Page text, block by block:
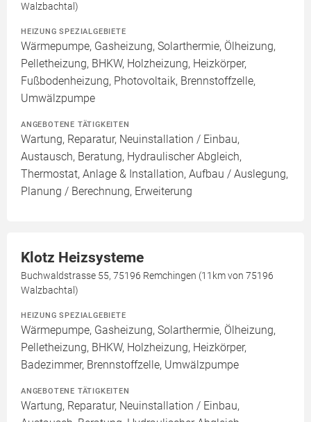
Walzbachtal)
HEIZUNG SPEZIALGEBIETE
Wärmepumpe, Gasheizung, Solarthermie, Ölheizung,
Pelletheizung, BHKW, Holzheizung, Heizkörper,
Fußbodenheizung, Photovoltaik, Brennstoffzelle,
Umwälzpumpe
ANGEBOTENE TÄTIGKEITEN
Wartung, Reparatur, Neuinstallation / Einbau,
Austausch, Beratung, Hydraulischer Abgleich,
Thermostat, Anlage & Installation, Aufbau / Auslegung,
Planung / Berechnung, Erweiterung
Klotz Heizsysteme
Buchwaldstrasse 55, 75196 Remchingen (11km von 75196
Walzbachtal)
HEIZUNG SPEZIALGEBIETE
Wärmepumpe, Gasheizung, Solarthermie, Ölheizung,
Pelletheizung, BHKW, Holzheizung, Heizkörper,
Badezimmer, Brennstoffzelle, Umwälzpumpe
ANGEBOTENE TÄTIGKEITEN
Wartung, Reparatur, Neuinstallation / Einbau,